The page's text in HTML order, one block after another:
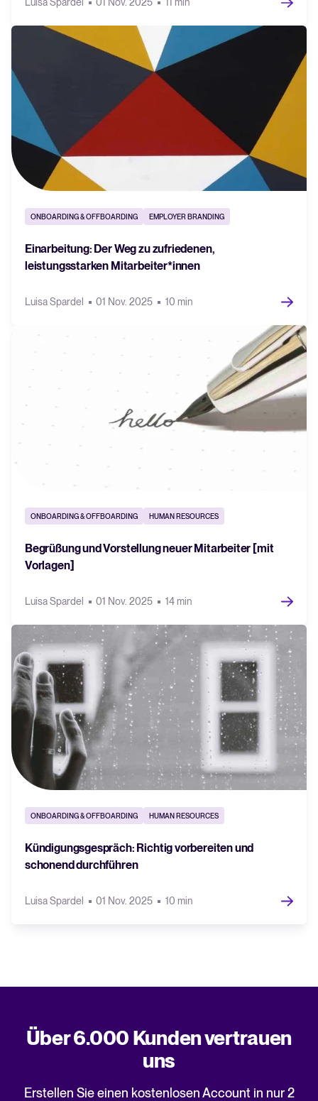
ONBOARDING & OFFBOARDING EMPLOYER BRANDING
Einarbeitung: Der Weg zu zufriedenen,
leistungsstarken Mitarbeiter*innen
Luisa Spardel 01 Nov. 2025 10 min
ONBOARDING & OFFBOARDING HUMAN RESOURCES
Begrüßung und Vorstellung neuer Mitarbeiter [mit
Vorlagen]
Luisa Spardel 01 Nov. 2025 14 min
ONBOARDING & OFFBOARDING HUMAN RESOURCES
Kündigungsgespräch: Richtig vorbereiten und
schonend durchführen
Luisa Spardel 01 Nov. 2025 10 min
Über 6.000 Kunden vertrauen
uns
Erstellen Sie einen kostenlosen Account in nur 2